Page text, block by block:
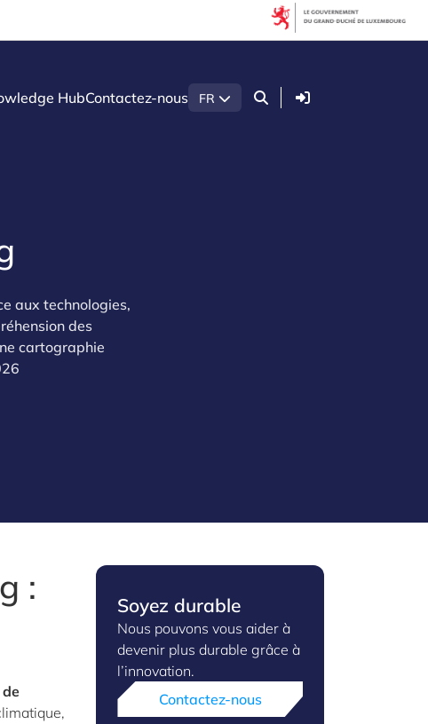
HubContactez-nous FR Connexion
aux technologies,
des
cartographie
:
Soyez durable
Nous pouvons vous aider à
devenir plus durable grâce à
l’innovation.
Contactez-nous